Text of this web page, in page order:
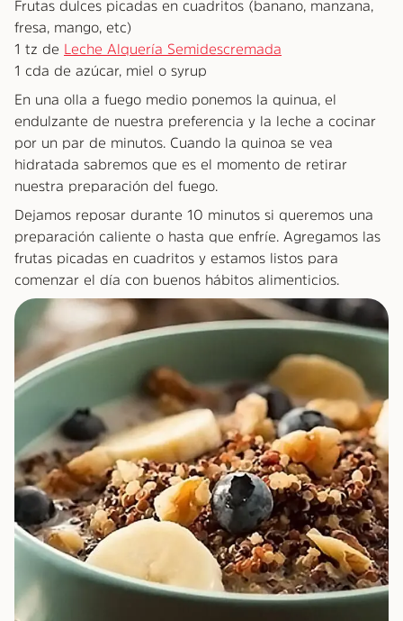
Frutas dulces picadas en cuadritos (banano, manzana,
fresa, mango, etc)
1 tz de Leche Alquería Semidescremada
1 cda de azúcar, miel o syrup
En una olla a fuego medio ponemos la quinua, el
endulzante de nuestra preferencia y la leche a cocinar
por un par de minutos. Cuando la quinoa se vea
hidratada sabremos que es el momento de retirar
nuestra preparación del fuego.
Dejamos reposar durante 10 minutos si queremos una
preparación caliente o hasta que enfríe. Agregamos las
frutas picadas en cuadritos y estamos listos para
comenzar el día con buenos hábitos alimenticios.